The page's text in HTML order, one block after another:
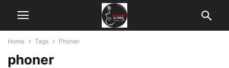
Home Tags Phoner
phoner